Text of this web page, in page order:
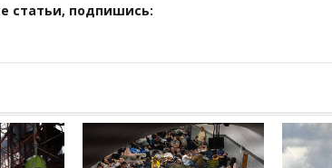
статьи, подпишись: